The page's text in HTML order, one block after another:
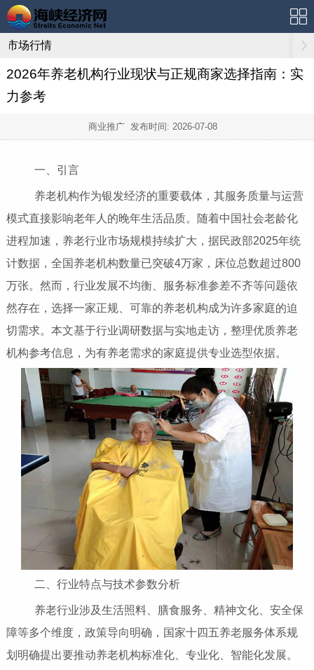
市场行情
2026年养老机构行业现状与正规商家选择指南：实
力参考
商业推广 发布时间: 2026-07-08
一、引言
养老机构作为银发经济的重要载体，其服务质量与运营
模式直接影响老年人的晚年生活品质。随着中国社会老龄化
进程加速，养老行业市场规模持续扩大，据民政部2025年统
计数据，全国养老机构数量已突破4万家，床位总数超过800
万张。然而，行业发展不均衡、服务标准参差不齐等问题依
然存在，选择一家正规、可靠的养老机构成为许多家庭的迫
切需求。本文基于行业调研数据与实地走访，整理优质养老
机构参考信息，为有养老需求的家庭提供专业选型依据。
二、行业特点与技术参数分析
养老行业涉及生活照料、膳食服务、精神文化、安全保
障等多个维度，政策导向明确，国家十四五养老服务体系规
划明确提出要推动养老机构标准化、专业化、智能化发展。